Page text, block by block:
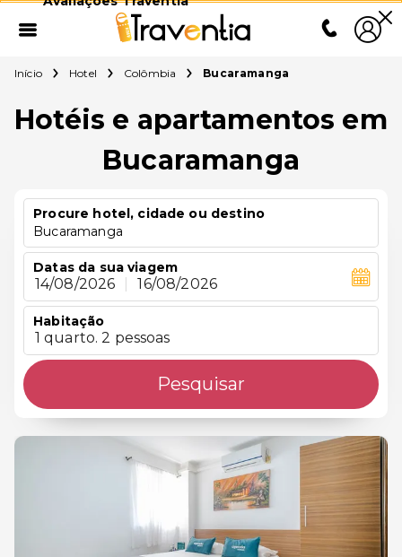
Início Hotel Colômbia Bucaramanga
Hotéis e apartamentos em
Bucaramanga
Procure hotel, cidade ou destino
Bucaramanga
Datas da sua viagem
14/08/2026 16/08/2026
Habitação
1 quarto. 2 pessoas
Pesquisar